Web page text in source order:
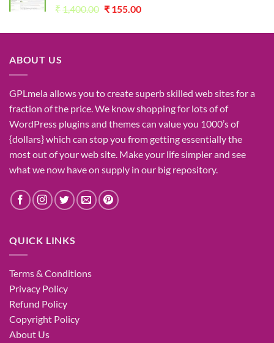
₹1,400.00 Original
was:
₹ 155.00Current
is:
ABOUT US
GPLmelaallows you tocreatesuperbskilled web sitesfor a
fraction ofthe price. We knowshopping for lots ofof
WordPress plugins and themes can valueyou 1000’sof
{dollars}which can stopyou from gettingessentially the
mostout of yourweb site. Make your lifesimplerand see
whatwe now haveon supply in our big repository.
QUICK LINKS
Terms & Conditions
Privacy Policy
Refund Policy
Copyright Policy
About Us